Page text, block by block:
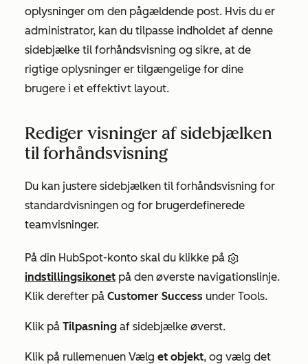
oplysninger om den pågældende post. Hvis du er
administrator, kan du tilpasse indholdet af denne
sidebjælke til forhåndsvisning og sikre, at de
rigtige oplysninger er tilgængelige for dine
brugere i et effektivt layout.
Rediger visninger af sidebjælken
til forhåndsvisning
Du kan justere sidebjælken til forhåndsvisning for
standardvisningen og for brugerdefinerede
teamvisninger.
På din HubSpot-konto skal du klikke på
indstillingsikonet på den øverste navigationslinje.
Klik derefter på Customer Success under Tools.
Klik på Tilpasning af sidebjælke øverst.
Klik på rullemenuen Vælg et objekt, og vælg det